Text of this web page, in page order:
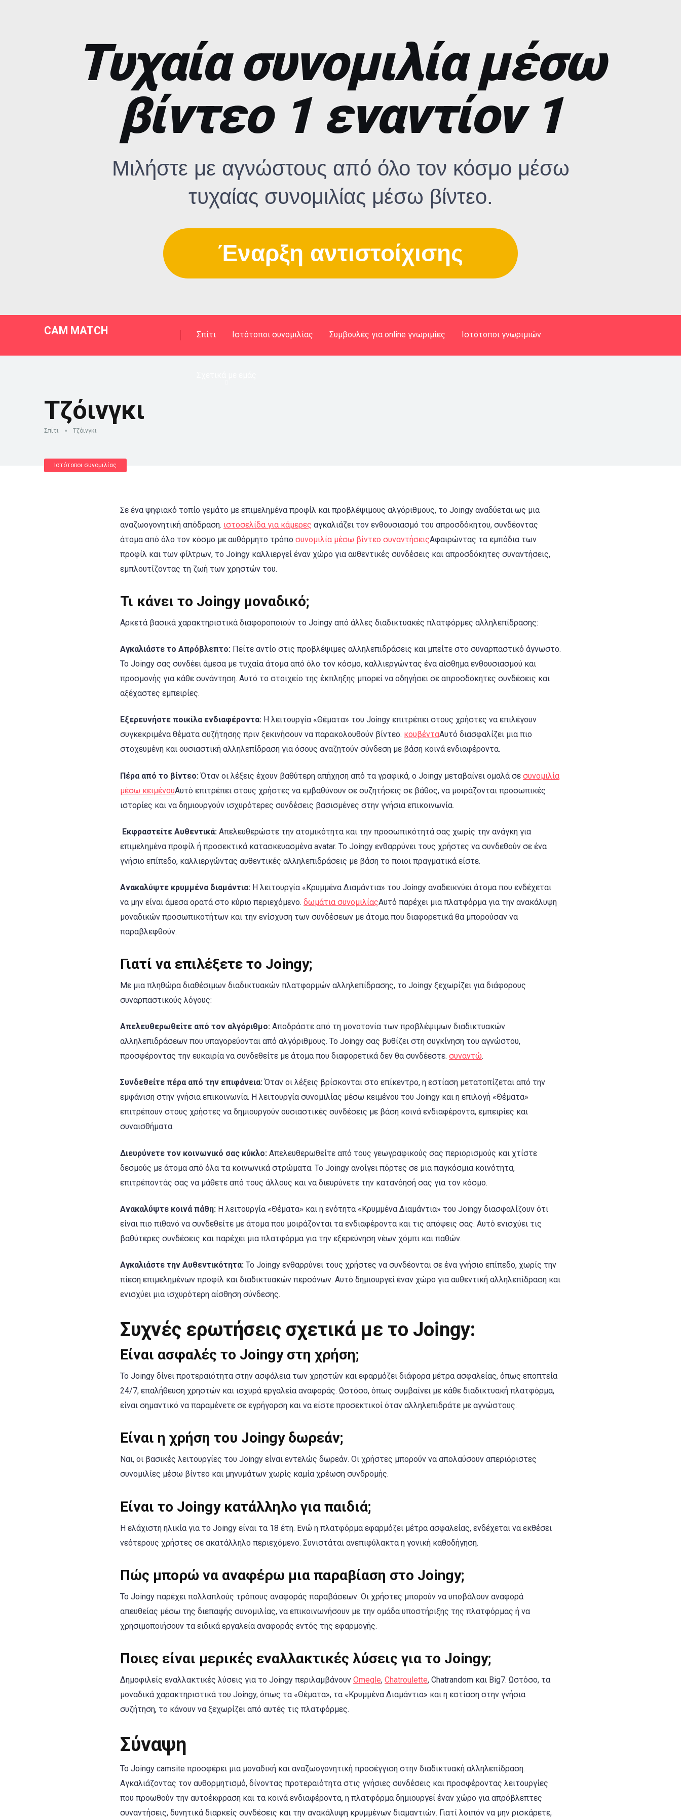
Τυχαία συνομιλία μέσω
βίντεο 1 εναντίον 1
Μιλήστε με αγνώστους από όλο τον κόσμο μέσω
τυχαίας συνομιλίας μέσω βίντεο.
Έναρξη αντιστοίχισης
CAM MATCH Σπίτι Ιστότοποι συνομιλίας Συμβουλές για online γνωριμίες Ιστότοποι γνωριμιών
Τζόινγκι
Σπίτι » Τζόινγκι
Ιστότοποι συνομιλίας
Σε ένα ψηφιακό τοπίο γεμάτο με επιμελημένα προφίλ και προβλέψιμους αλγόριθμους, το Joingy αναδύεται ως μια
αναζωογονητική απόδραση. ιστοσελίδα για κάμερες αγκαλιάζει τον ενθουσιασμό του απροσδόκητου, συνδέοντας
άτομα από όλο τον κόσμο με αυθόρμητο τρόπο συνομιλία μέσω βίντεο συναντήσειςΑφαιρώντας τα εμπόδια των
προφίλ και των φίλτρων, το Joingy καλλιεργεί έναν χώρο για αυθεντικές συνδέσεις και απροσδόκητες συναντήσεις,
εμπλουτίζοντας τη ζωή των χρηστών του.
Τι κάνει το Joingy μοναδικό;
Αρκετά βασικά χαρακτηριστικά διαφοροποιούν το Joingy από άλλες διαδικτυακές πλατφόρμες αλληλεπίδρασης:
Αγκαλιάστε το Απρόβλεπτο: Πείτε αντίο στις προβλέψιμες αλληλεπιδράσεις και μπείτε στο συναρπαστικό άγνωστο.
Το Joingy σας συνδέει άμεσα με τυχαία άτομα από όλο τον κόσμο, καλλιεργώντας ένα αίσθημα ενθουσιασμού και
προσμονής για κάθε συνάντηση. Αυτό το στοιχείο της έκπληξης μπορεί να οδηγήσει σε απροσδόκητες συνδέσεις και
αξέχαστες εμπειρίες.
Εξερευνήστε ποικίλα ενδιαφέροντα: Η λειτουργία «Θέματα» του Joingy επιτρέπει στους χρήστες να επιλέγουν
συγκεκριμένα θέματα συζήτησης πριν ξεκινήσουν να παρακολουθούν βίντεο. κουβένταΑυτό διασφαλίζει μια πιο
στοχευμένη και ουσιαστική αλληλεπίδραση για όσους αναζητούν σύνδεση με βάση κοινά ενδιαφέροντα.
Πέρα από το βίντεο: Όταν οι λέξεις έχουν βαθύτερη απήχηση από τα γραφικά, ο Joingy μεταβαίνει ομαλά σε συνομιλία
μέσω κειμένουΑυτό επιτρέπει στους χρήστες να εμβαθύνουν σε συζητήσεις σε βάθος, να μοιράζονται προσωπικές
ιστορίες και να δημιουργούν ισχυρότερες συνδέσεις βασισμένες στην γνήσια επικοινωνία.
Εκφραστείτε Αυθεντικά: Απελευθερώστε την ατομικότητα και την προσωπικότητά σας χωρίς την ανάγκη για
επιμελημένα προφίλ ή προσεκτικά κατασκευασμένα avatar. Το Joingy ενθαρρύνει τους χρήστες να συνδεθούν σε ένα
γνήσιο επίπεδο, καλλιεργώντας αυθεντικές αλληλεπιδράσεις με βάση το ποιοι πραγματικά είστε.
Ανακαλύψτε κρυμμένα διαμάντια: Η λειτουργία «Κρυμμένα Διαμάντια» του Joingy αναδεικνύει άτομα που ενδέχεται
να μην είναι άμεσα ορατά στο κύριο περιεχόμενο. δωμάτια συνομιλίαςΑυτό παρέχει μια πλατφόρμα για την ανακάλυψη
μοναδικών προσωπικοτήτων και την ενίσχυση των συνδέσεων με άτομα που διαφορετικά θα μπορούσαν να
παραβλεφθούν.
Γιατί να επιλέξετε το Joingy;
Με μια πληθώρα διαθέσιμων διαδικτυακών πλατφορμών αλληλεπίδρασης, το Joingy ξεχωρίζει για διάφορους
συναρπαστικούς λόγους:
Απελευθερωθείτε από τον αλγόριθμο: Αποδράστε από τη μονοτονία των προβλέψιμων διαδικτυακών
αλληλεπιδράσεων που υπαγορεύονται από αλγόριθμους. Το Joingy σας βυθίζει στη συγκίνηση του αγνώστου,
προσφέροντας την ευκαιρία να συνδεθείτε με άτομα που διαφορετικά δεν θα συνδέεστε. συναντώ.
Συνδεθείτε πέρα από την επιφάνεια:Όταν οι λέξεις βρίσκονται στο επίκεντρο, η εστίαση μετατοπίζεται από την
εμφάνιση στην γνήσια επικοινωνία. Η λειτουργία συνομιλίας μέσω κειμένου του Joingy και η επιλογή «Θέματα»
επιτρέπουν στους χρήστες να δημιουργούν ουσιαστικές συνδέσεις με βάση κοινά ενδιαφέροντα, εμπειρίες και
συναισθήματα.
Διευρύνετε τον κοινωνικό σας κύκλο: Απελευθερωθείτε από τους γεωγραφικούς σας περιορισμούς και χτίστε
δεσμούς με άτομα από όλα τα κοινωνικά στρώματα. Το Joingy ανοίγει πόρτες σε μια παγκόσμια κοινότητα,
επιτρέποντάς σας να μάθετε από τους άλλους και να διευρύνετε την κατανόησή σας για τον κόσμο.
Ανακαλύψτε κοινά πάθη: Η λειτουργία «Θέματα» και η ενότητα «Κρυμμένα Διαμάντια» του Joingy διασφαλίζουν ότι
είναι πιο πιθανό να συνδεθείτε με άτομα που μοιράζονται τα ενδιαφέροντα και τις απόψεις σας. Αυτό ενισχύει τις
βαθύτερες συνδέσεις και παρέχει μια πλατφόρμα για την εξερεύνηση νέων χόμπι και παθών.
Αγκαλιάστε την Αυθεντικότητα: Το Joingy ενθαρρύνει τους χρήστες να συνδέονται σε ένα γνήσιο επίπεδο, χωρίς την
πίεση επιμελημένων προφίλ και διαδικτυακών περσόνων. Αυτό δημιουργεί έναν χώρο για αυθεντική αλληλεπίδραση και
ενισχύει μια ισχυρότερη αίσθηση σύνδεσης.
Συχνές ερωτήσεις σχετικά με το Joingy:
Είναι ασφαλές το Joingy στη χρήση;
Το Joingy δίνει προτεραιότητα στην ασφάλεια των χρηστών και εφαρμόζει διάφορα μέτρα ασφαλείας, όπως εποπτεία
24/7, επαλήθευση χρηστών και ισχυρά εργαλεία αναφοράς. Ωστόσο, όπως συμβαίνει με κάθε διαδικτυακή πλατφόρμα,
είναι σημαντικό να παραμένετε σε εγρήγορση και να είστε προσεκτικοί όταν αλληλεπιδράτε με αγνώστους.
Είναι η χρήση του Joingy δωρεάν;
Ναι, οι βασικές λειτουργίες του Joingy είναι εντελώς δωρεάν. Οι χρήστες μπορούν να απολαύσουν απεριόριστες
συνομιλίες μέσω βίντεο και μηνυμάτων χωρίς καμία χρέωση συνδρομής.
Είναι το Joingy κατάλληλο για παιδιά;
Η ελάχιστη ηλικία για το Joingy είναι τα 18 έτη. Ενώ η πλατφόρμα εφαρμόζει μέτρα ασφαλείας, ενδέχεται να εκθέσει
νεότερους χρήστες σε ακατάλληλο περιεχόμενο. Συνιστάται ανεπιφύλακτα η γονική καθοδήγηση.
Πώς μπορώ να αναφέρω μια παραβίαση στο Joingy;
Το Joingy παρέχει πολλαπλούς τρόπους αναφοράς παραβάσεων. Οι χρήστες μπορούν να υποβάλουν αναφορά
απευθείας μέσω της διεπαφής συνομιλίας, να επικοινωνήσουν με την ομάδα υποστήριξης της πλατφόρμας ή να
χρησιμοποιήσουν τα ειδικά εργαλεία αναφοράς εντός της εφαρμογής.
Ποιες είναι μερικές εναλλακτικές λύσεις για το Joingy;
Δημοφιλείς εναλλακτικές λύσεις για το Joingy περιλαμβάνουν Omegle, Chatroulette, Chatrandom και Big7. Ωστόσο, τα
μοναδικά χαρακτηριστικά του Joingy, όπως τα «Θέματα», τα «Κρυμμένα Διαμάντια» και η εστίαση στην γνήσια
συζήτηση, το κάνουν να ξεχωρίζει από αυτές τις πλατφόρμες.
Σύναψη
Το Joingy camsite προσφέρει μια μοναδική και αναζωογονητική προσέγγιση στην διαδικτυακή αλληλεπίδραση.
Αγκαλιάζοντας τον αυθορμητισμό, δίνοντας προτεραιότητα στις γνήσιες συνδέσεις και προσφέροντας λειτουργίες
που προωθούν την αυτοέκφραση και τα κοινά ενδιαφέροντα, η πλατφόρμα δημιουργεί έναν χώρο για απρόβλεπτες
συναντήσεις, δυνητικά διαρκείς συνδέσεις και την ανακάλυψη κρυμμένων διαμαντιών. Γιατί λοιπόν να μην ρισκάρετε,